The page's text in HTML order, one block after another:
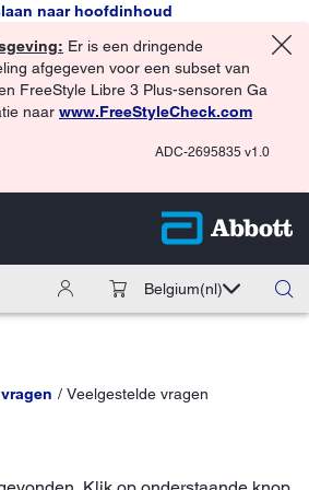
naar hoofdinhoud
Er is een dringende
afgegeven voor een subset van
FreeStyle Libre 3 Plus-sensoren Ga
naar www.FreeStyleCheck.com
ADC-2695835 v1.0
Belgium(nl)
Veelgestelde vragen